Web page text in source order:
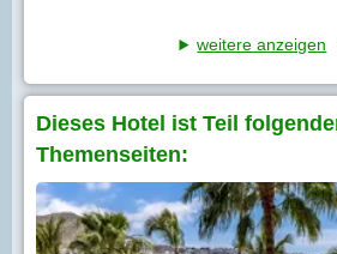
weitere anzeigen
Dieses Hotel ist Teil
Themenseiten: